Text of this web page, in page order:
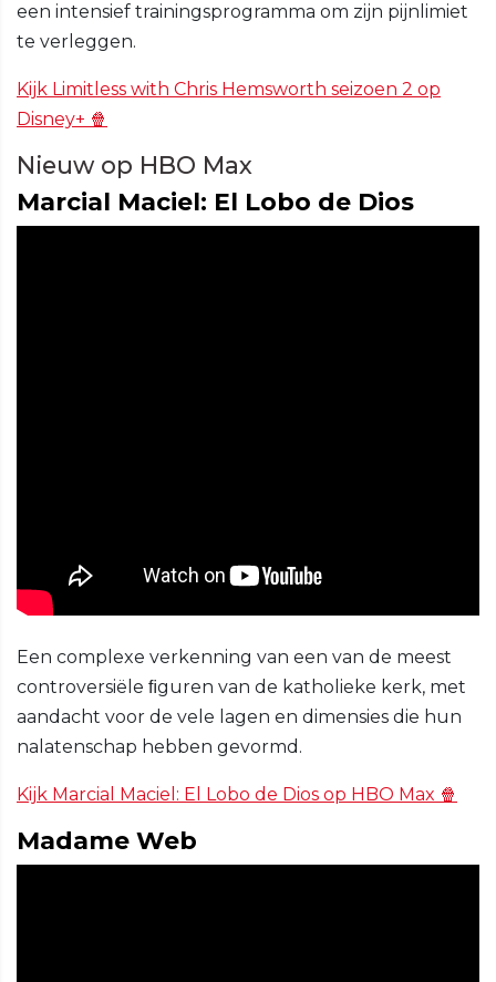
een intensief trainingsprogramma om zijn pijnlimiet
te verleggen.
Kijk Limitless with Chris Hemsworth seizoen 2 op
Disney+ 🍿
Nieuw op HBO Max
Marcial Maciel: El Lobo de Dios
Een complexe verkenning van een van de meest
controversiële ﬁguren van de katholieke kerk, met
aandacht voor de vele lagen en dimensies die hun
nalatenschap hebben gevormd.
Kijk Marcial Maciel: El Lobo de Dios op HBO Max 🍿
Madame Web